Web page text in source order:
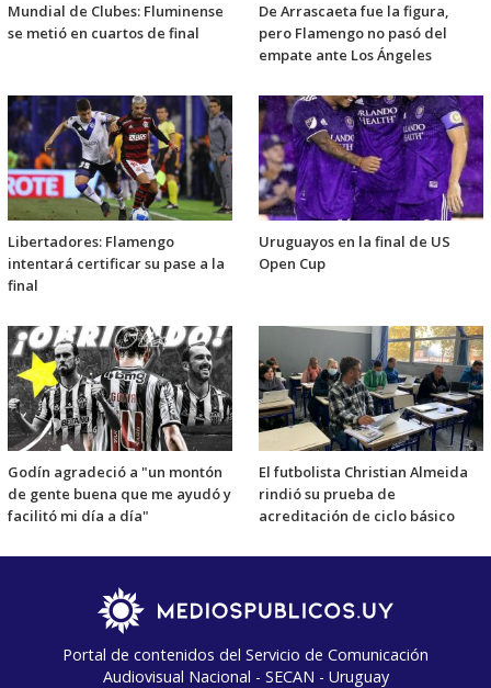
Mundial de Clubes: Fluminense
se metió en cuartos de final
De Arrascaeta fue la figura,
pero Flamengo no pasó del
empate ante Los Ángeles
Libertadores: Flamengo
intentará certificar su pase a la
final
Uruguayos en la final de US
Open Cup
Godín agradeció a "un montón
de gente buena que me ayudó y
facilitó mi día a día"
El futbolista Christian Almeida
rindió su prueba de
acreditación de ciclo básico
Portal de contenidos del Servicio de Comunicación
Audiovisual Nacional - SECAN - Uruguay